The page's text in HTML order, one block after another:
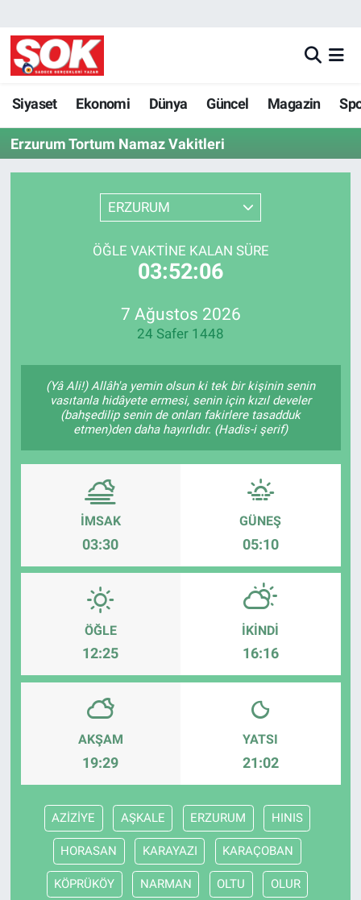
Siyaset Ekonomi Dünya Güncel Magazin
Erzurum Tortum Namaz Vakitleri
ERZURUM
ÖĞLE VAKTINE KALAN SÜRE
03:52:06
7 Ağustos 2026
24 Safer 1448
(Yâ Ali!) Allâh'a yemin olsun ki tek bir kişinin senin
vasıtanla hidâyete ermesi, senin için kızıl develer
(bahşedilip senin de onları fakirlere tasadduk
etmen)den daha hayırlıdır. (Hadis-i şerif)
İMSAK
03:30
GÜNEŞ
05:10
ÖĞLE
12:25
İKINDI
16:16
AKŞAM
19:29
YATSI
21:02
AZİZİYE AŞKALE ERZURUM HINIS
HORASAN KARAYAZI KARAÇOBAN
KÖPRÜKÖY NARMAN OLTU OLUR
GÜNDEM
DÜNYA
SPOR
KÜLTÜR SANAT
SAĞLIK
EKONOMİ
ÖZEL HABER
Keşfet
ASTROLOJİ
MANŞET
RESMİ İLANLAR
Bize ulaşın
İletişim/Künye
Yaşam
Gözden Kaçmasın
Nöbetçi Eczaneler
Hava Durumu
İstanbul Namaz Vakitleri
Süper Lig Puan Durumu ve Fikstür
Son Dakika Haberleri